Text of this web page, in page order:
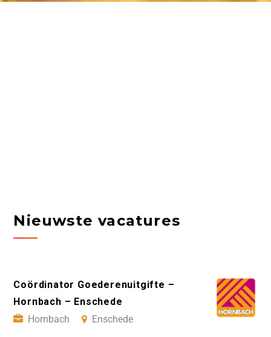
Nieuwste vacatures
Coördinator Goederenuitgifte –
Hornbach – Enschede
Hornbach
Enschede